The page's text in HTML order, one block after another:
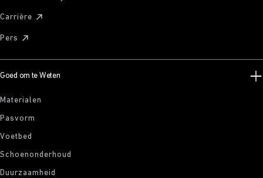
Carrière
Pers
Goed om te Weten
Materialen
Pasvorm
Voetbed
Schoenonderhoud
Duurzaamheid